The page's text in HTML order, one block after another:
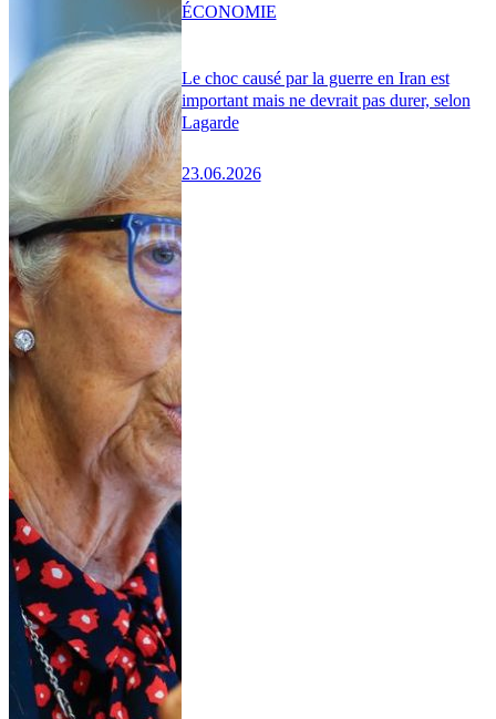
Le choc causé par la guerre en Iran est
important mais ne devrait pas durer, selon
Lagarde
23.06.2026
ÉCONOMIE